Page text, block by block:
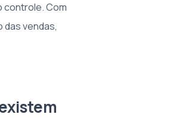
controle. Com
vendas,